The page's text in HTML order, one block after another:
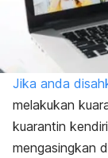
Jika anda
melakukan
kuarantin
mengasingkan